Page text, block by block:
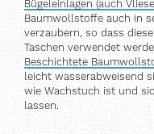
Bügeleinlagen (auch
Baumwollstoffe auch in
verzaubern, so dass
Taschen verwendet
Beschichtete
leicht wasserabweisend
wie Wachstuch ist und
lassen.